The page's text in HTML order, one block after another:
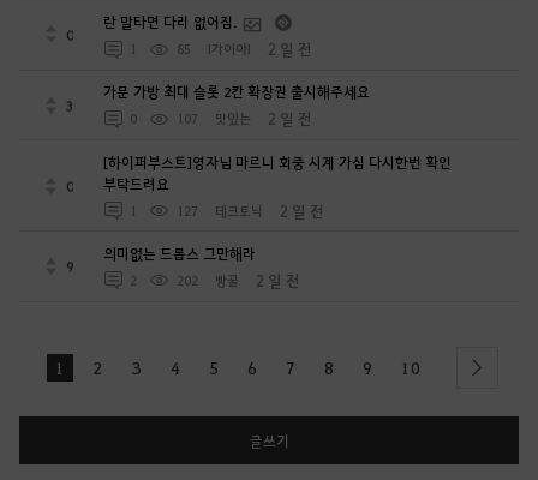
0
란 말타면 다리 없어짐.
1 85 I가이아I 2 일 전
3
가문 가방 최대 슬롯 2칸 확장권 출시해주세요
0 107 맛있는 2 일 전
0
[하이퍼부스트]영자님 마르니 회중 시계 가심 다시한번 확인
부탁드려요
1 127 테크토닉 2 일 전
9
의미없는 드롭스 그만해라
2 202 빵꿀 2 일 전
1 2 3 4 5 6 7 8 9 10 next
글쓰기